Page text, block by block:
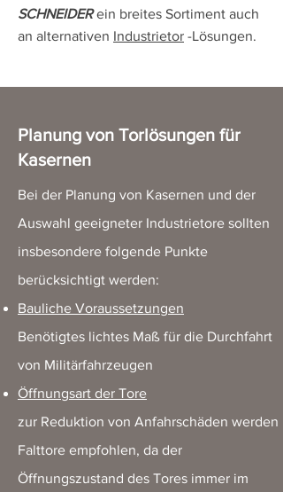
SCHNEIDERein breites Sortiment auch
an alternativen Industrietor -Lösungen.
Planung von Torlösungen für
Kasernen
Bei der Planung von Kasernen und der
Auswahl geeigneter Industrietore sollten
insbesondere folgende Punkte
berücksichtigt werden:
Bauliche Voraussetzungen
Benötigtes lichtes Maß für die Durchfahrt
von Militärfahrzeugen
Öffnungsart der Tore
zur Reduktion von Anfahrschäden werden
Falttore empfohlen, da der
Öffnungszustand des Tores immer im